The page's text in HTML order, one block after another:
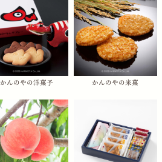
かんのやの洋菓子 かんのやの米菓